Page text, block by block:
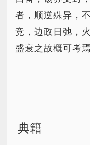
者，顺逆殊异，
竞，边政日弛，
盛衰之故概可考焉
典籍